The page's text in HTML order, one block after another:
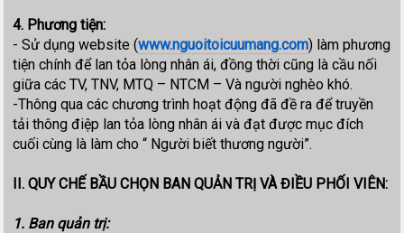
4. Phương tiện:
- Sử dụng website (www.nguoitoicuumang.com) làm phương
tiện chính để lan tỏa lòng nhân ái, đồng thời cũng là cầu nối
giữa các TV, TNV, MTQ – NTCM – Và người nghèo khó.
-Thông qua các chương trình hoạt động đã đề ra để truyền
tải thông điệp lan tỏa lòng nhân ái và đạt được mục đích
cuối cùng là làm cho “ Người biết thương người”.
II. QUY CHẾ BẦU CHỌN BAN QUẢN TRỊ VÀ ĐIỀU PHỐI VIÊN:
1. Ban quản trị: